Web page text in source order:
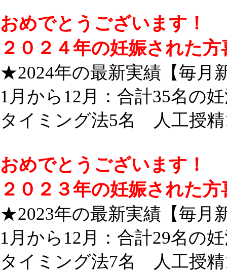
おめでとうございます！
２０２４年の妊娠された
★2024年の最新実績【毎月
1月から12月：合計35名の
タイミング法5名 人工授
おめでとうございます！
２０２３年の妊娠された
★2023年の最新実績【毎月
1月から12月：合計29名の
タイミング法7名 人工授